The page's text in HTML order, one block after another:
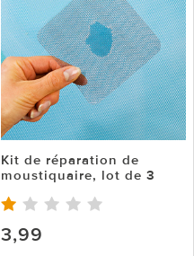
Kit de réparation de
moustiquaire, lot de 3
3,99